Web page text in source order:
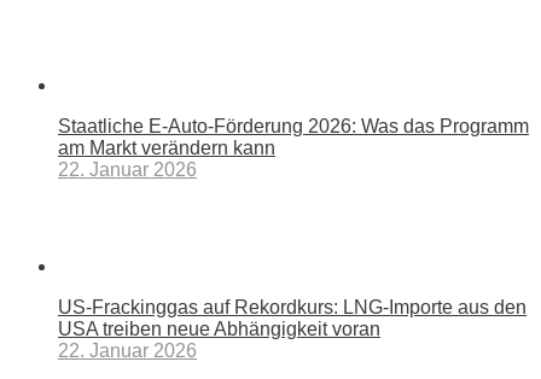
Staatliche E-Auto-Förderung 2026: Was das Programm
am Markt verändern kann
22. Januar 2026
US-Frackinggas auf Rekordkurs: LNG-Importe aus den
USA treiben neue Abhängigkeit voran
22. Januar 2026